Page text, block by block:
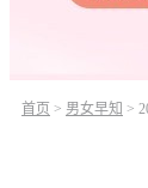
首页 > 男女早知 >